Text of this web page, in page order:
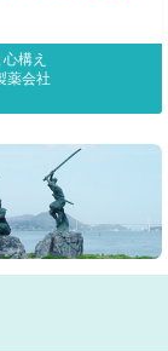
構え
薬会社